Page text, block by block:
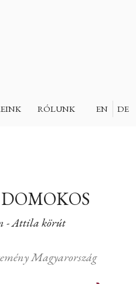
RÓLUNK EN DE
Keresés
- Attila körút
Magyarország